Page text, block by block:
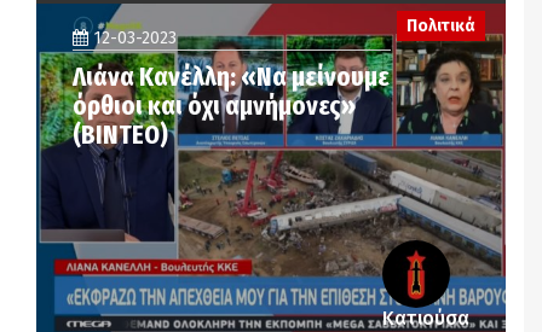
Πολιτικά
12-03-2023
Λιάνα Κανέλλη: «Να μείνουμε
όρθιοι και όχι αμνήμονες»
(ΒΙΝΤΕΟ)
Κατιούσα